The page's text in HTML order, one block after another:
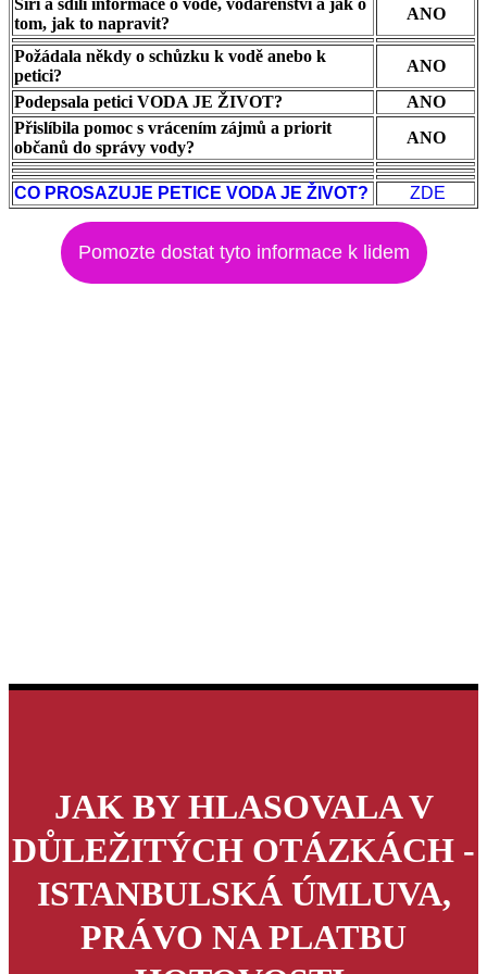
Šíří a sdílí informace o vodě, vodárenství a jak o
tom, jak to napravit?
ANO
Požádala někdy o schůzku k vodě anebo k
petici?
ANO
Podepsala petici VODA JE ŽIVOT?
ANO
Přislíbila pomoc s vrácením zájmů a priorit
občanů do správy vody?
ANO
CO PROSAZUJE PETICE VODA JE ŽIVOT? ZDE
Pomozte dostat tyto informace k lidem
JAK BY HLASOVALA V
DŮLEŽITÝCH OTÁZKÁCH -
ISTANBULSKÁ ÚMLUVA,
PRÁVO NA PLATBU